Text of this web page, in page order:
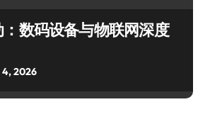
：数码设备与物联网深度
4, 2026